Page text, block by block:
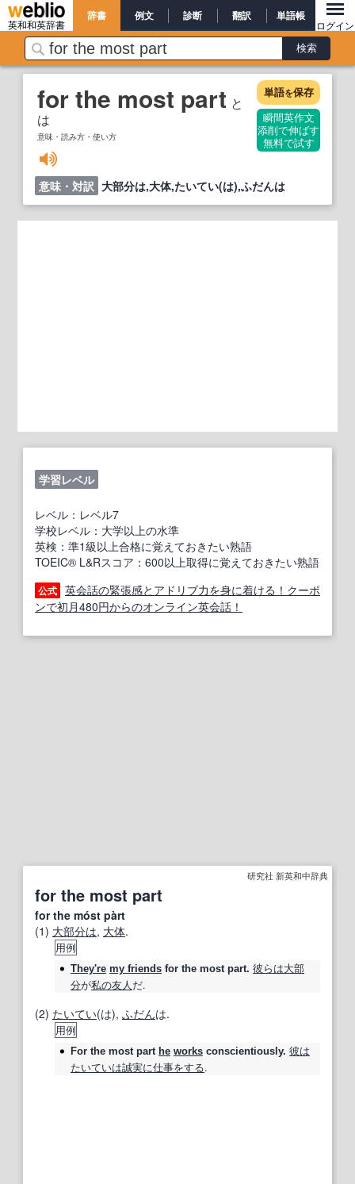
英和和英辞書
辞書 例文 診断 翻訳 単語帳
ログイン
for the most part と
は
意味・読み方・使い方
単語を保存
瞬間英作文
添削で伸ばす
無料で試す
意味・対訳 大部分は,大体,たいてい(は),ふだんは
学習レベル
レベル：レベル7
学校レベル：大学以上の水準
英検：準1級以上合格に覚えておきたい熟語
TOEIC® L&Rスコア：600以上取得に覚えておきたい熟語
公式 英会話の緊張感とアドリブ力を身に着ける！クーポ
ンで初月480円からのオンライン英会話！
研究社 新英和中辞典
for the most part
for the móst pàrt
(1) 大部分は, 大体.
用例
They're my friends for the most part. 彼らは大部
分が私の友人だ.
(2) たいてい(は), ふだんは.
用例
For the most part he works conscientiously. 彼は
たいていは誠実に仕事をする.